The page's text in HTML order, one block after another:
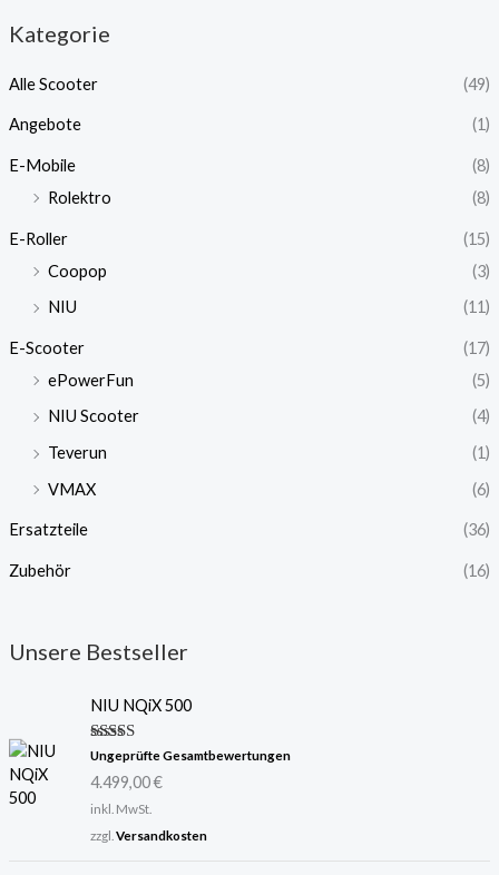
Kategorie
Alle Scooter (49)
Angebote (1)
E-Mobile
(8)
Rolektro
(8)
E-Roller
(15)
Coopop
(3)
NIU
(11)
E-Scooter
(17)
ePowerFun
(5)
NIU Scooter
(4)
Teverun
(1)
VMAX
(6)
Ersatzteile (36)
Zubehör (16)
Unsere Bestseller
NIU NQiX 500
Bewertet
von 5
Ungeprüfte Gesamtbewertungen
4.499,00€
inkl. MwSt.
zzgl. Versandkosten